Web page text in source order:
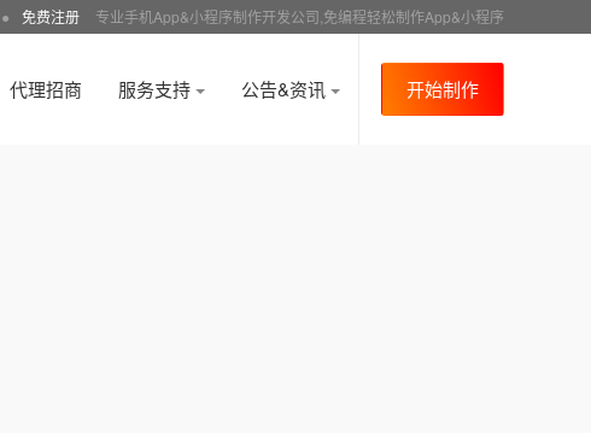
● 免费注册 专业手机App&小程序制作开发公司,免编程轻松制作App&小程序
代理招商 服务支持 公告&资讯 开始制作